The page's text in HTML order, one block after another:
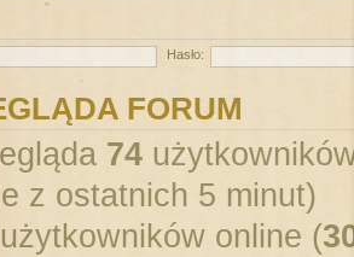
Hasło:
FORUM
74
z ostatnich 5 minut)
online (